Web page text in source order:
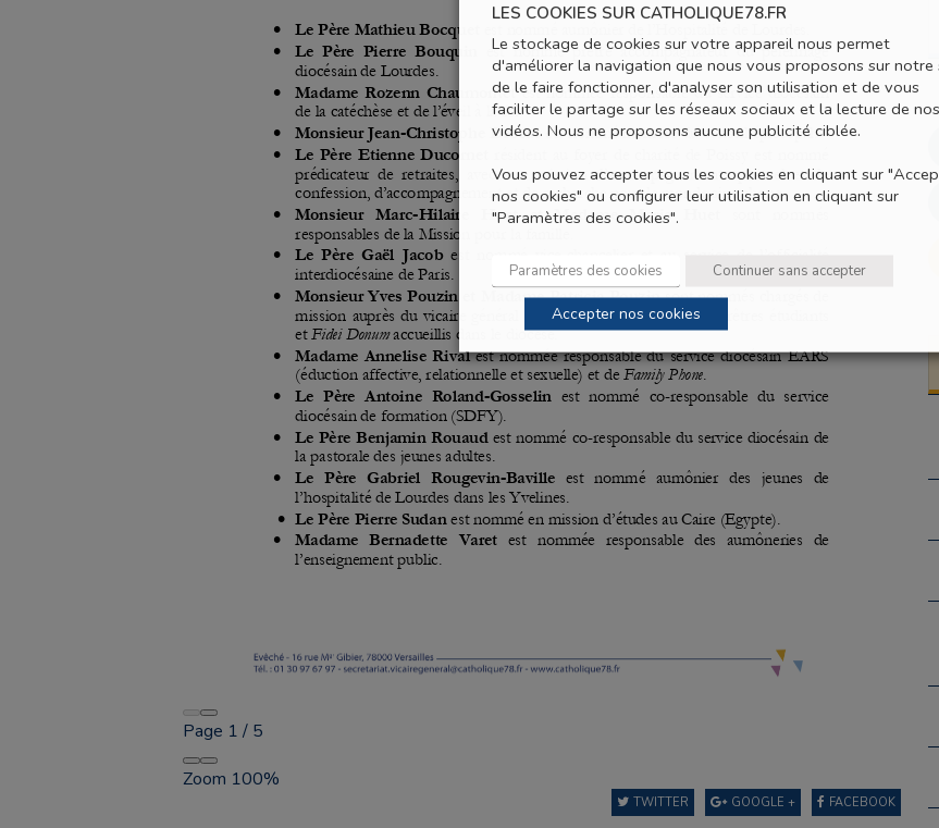
Page 1 / 5
Zoom 100%
FACEBOOK
GOOGLE +
TWITTER
LES COOKIES SUR CATHOLIQUE78.FR
Le stockage de cookies sur votre appareil nous permet
d'améliorer la navigation que nous vous proposons sur notre
de le faire fonctionner, d'analyser son utilisation et de vous
faciliter le partage sur les réseaux sociaux et la lecture de nos
vidéos. Nous ne proposons aucune publicité ciblée.
Vous pouvez accepter tous les cookies en cliquant sur
nos cookies" ou configurer leur utilisation en cliquant sur
"Paramètres des cookies".
Paramètres des cookies Continuer sans accepter
Accepter nos cookies